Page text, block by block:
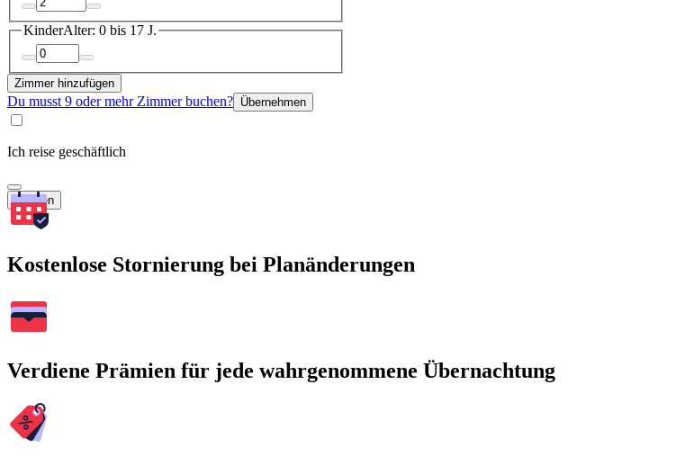
KinderAlter: 0 bis 17 J.
Zimmer hinzufügen
Du musst 9 oder mehr Zimmer buchen? Übernehmen
Ich reise geschäftlich
Suchen
Kostenlose Stornierung bei Planänderungen
Verdiene Prämien für jede wahrgenommene Übernachtung